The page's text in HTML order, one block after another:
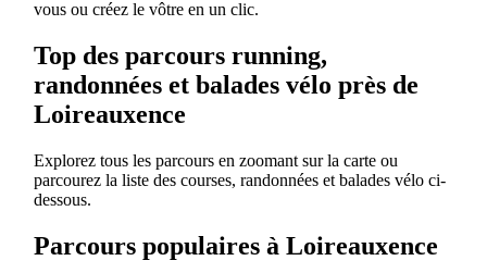
vous ou créez le vôtre en un clic.
Top des parcours running,
randonnées et balades vélo près de
Loireauxence
Explorez tous les parcours en zoomant sur la carte ou
parcourez la liste des courses, randonnées et balades vélo ci-
dessous.
Parcours populaires à Loireauxence